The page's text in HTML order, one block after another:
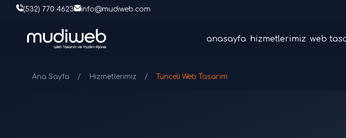
(532) 770 4623 info@mudiweb.com
anasayfa hizmetlerimiz web
Ana Sayfa / Hizmetlerimiz / Tunceli Web Tasarım